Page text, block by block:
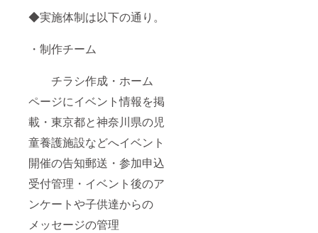
◆実施体制は以下の通り。
・制作チーム
チラシ作成・ホーム
ページにイベント情報を掲
載・東京都と神奈川県の児
童養護施設などへイベント
開催の告知郵送・参加申込
受付管理・イベント後のア
ンケートや子供達からの
メッセージの管理